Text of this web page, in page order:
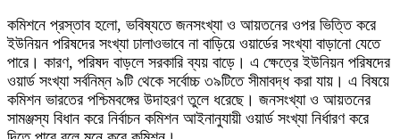
কমিশনে প্রস্তাব হলো, ভবিষ্যতে জনসংখ্যা ও আয়তনের ওপর ভিত্তি করে
ইউনিয়ন পরিষদের সংখ্যা ঢালাওভাবে না বাড়িয়ে ওয়ার্ডের সংখ্যা বাড়ানো যেতে
পারে। কারণ, পরিষদ বাড়লে সরকারি ব্যয় বাড়ে। এ ক্ষেত্রে ইউনিয়ন পরিষদের
ওয়ার্ড সংখ্যা সর্বনিম্ন ৯টি থেকে সর্বোচ্চ ৩৯টিতে সীমাবদ্ধ করা যায়। এ বিষয়ে
কমিশন ভারতের পশ্চিমবঙ্গের উদাহরণ তুলে ধরেছে। জনসংখ্যা ও আয়তনের
সামঞ্জস্য বিধান করে নির্বাচন কমিশন আইনানুযায়ী ওয়ার্ড সংখ্যা নির্ধারণ করে